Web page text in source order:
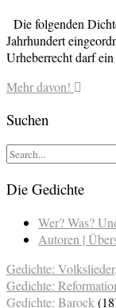
Die folgenden
Jahrhundert
Urheberrecht darf
Mehr davon!
Suchen
Die Gedichte
Wer? Was?
Autoren |
Gedichte:
Gedichte:
Gedichte: Barock